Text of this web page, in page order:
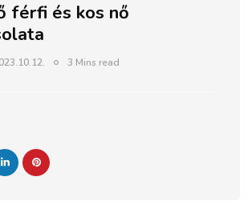
férfi és kos nő
3 Mins read